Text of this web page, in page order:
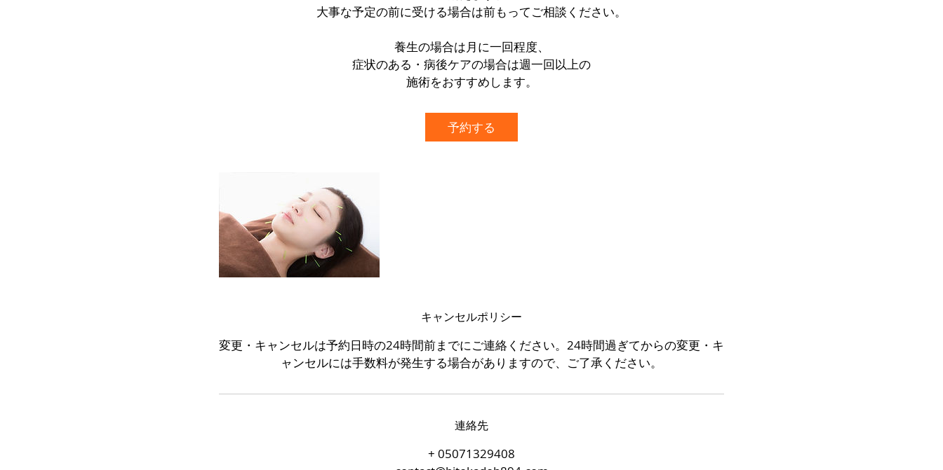
大事な予定の前に受ける場合は前もってご相談ください。
養生の場合は月に一回程度、
症状のある・病後ケアの場合は週一回以上の
施術をおすすめします。
予約する
キャンセルポリシー
変更・キャンセルは予約日時の24時間前までにご連絡ください。24時間過ぎてからの変更・キ
ャンセルには手数料が発生する場合がありますので、ご了承ください。
連絡先
+ 05071329408